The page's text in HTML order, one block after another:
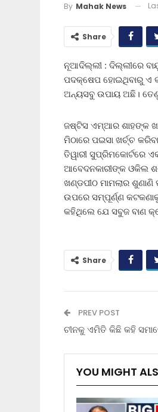
By Mahak News
Share
ନୂଆଦିଲ୍ଲୀ : ଦିଲ୍ଲୀରେ
ପଦକ୍ଷେପ ହୋଇଥିବାରୁ ଏ
ଅନ୍ୟସବୁ ଉପାୟ ଅଛି। ତେଣୁ
ଜଷ୍ଟିସ ଏମ୍‌ଆର ଶାହଙ୍କ
ମିଠାରେ ପଇସା ଖର୍ଚ୍ଚ
ତିୱାରୀ ସୁପ୍ରିମକୋର୍ଟରେ
ଆବେଦନକାରୀଙ୍କ ଓକିଲ
ଖଣ୍ଡପୀଠ ମାମଲାର
ଉପରେ ସମ୍ପୂର୍ଣ୍ଣ
କହିଥିଲେ ଯେ ସବୁଜ ବାଣ
Share
PREV POST
ଚୀନକୁ ଏମିତି କିଛି କହି
YOU MIGHT